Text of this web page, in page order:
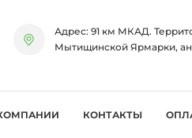
Адрес: 91 км МКАД.
Мытищинской Ярмарки,
КОНТАКТЫ